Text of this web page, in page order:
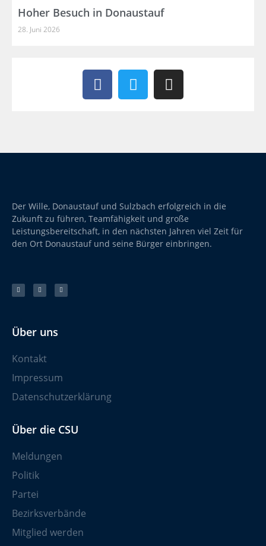
Hoher Besuch in Donaustauf
28. Juni 2026
Der Wille, Donaustauf und Sulzbach erfolgreich in die
Zukunft zu führen, Teamfähigkeit und große
Leistungsbereitschaft, in den nächsten Jahren viel Zeit für
den Ort Donaustauf und seine Bürger einbringen.
Über uns
Kontakt
Impressum
Datenschutzerklärung
Über die CSU
Meldungen
Politik
Partei
Bezirksverbände
Mitglied werden